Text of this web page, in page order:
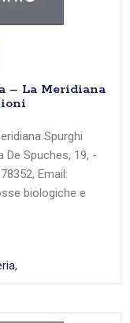
– La Meridiana
Spurghi
De Spuches, 19, -
Email:
biologiche e